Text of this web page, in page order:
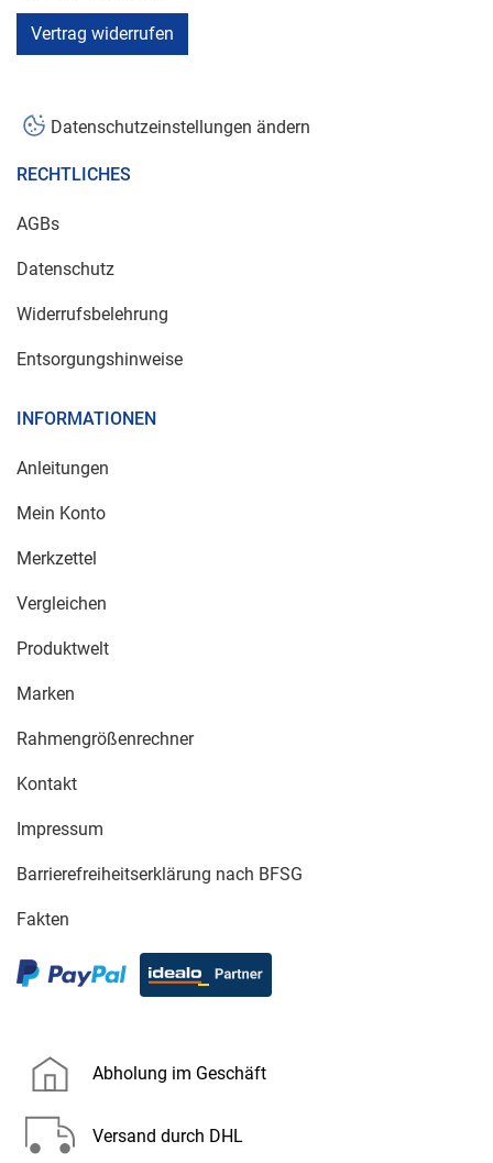
Vertrag widerrufen
Datenschutzeinstellungen ändern
RECHTLICHES
AGBs
Datenschutz
Widerrufsbelehrung
Entsorgungshinweise
INFORMATIONEN
Anleitungen
Mein Konto
Merkzettel
Vergleichen
Produktwelt
Marken
Rahmengrößenrechner
Kontakt
Impressum
Barrierefreiheitserklärung nach BFSG
Fakten
Abholung im Geschäft
Versand durch DHL